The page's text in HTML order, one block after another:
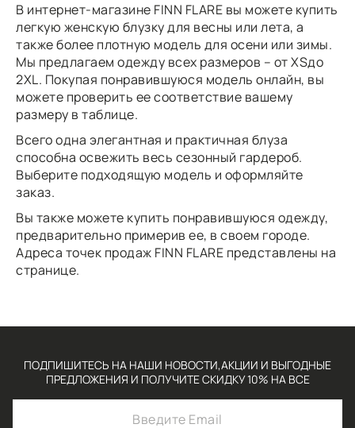
В интернет-магазине FINN FLARE вы можете купить
легкую женскую блузку для весны или лета, а
также более плотную модель для осени или зимы.
Мы предлагаем одежду всех размеров – от XSдо
2XL. Покупая понравившуюся модель онлайн, вы
можете проверить ее соответствие вашему
размеру в таблице.
Всего одна элегантная и практичная блуза
способна освежить весь сезонный гардероб.
Выберите подходящую модель и оформляйте
заказ.
Вы также можете купить понравившуюся одежду,
предварительно примерив ее, в своем городе.
Адреса точек продаж FINN FLARE представлены на
странице.
ПОДПИШИТЕСЬ НА НАШИ НОВОСТИ,АКЦИИ И ВЫГОДНЫЕ
ПРЕДЛОЖЕНИЯ И ПОЛУЧИТЕ СКИДКУ 10% НА ВСЕ